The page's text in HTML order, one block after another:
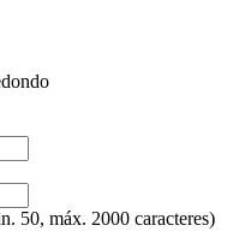
50, máx. 2000 caracteres)